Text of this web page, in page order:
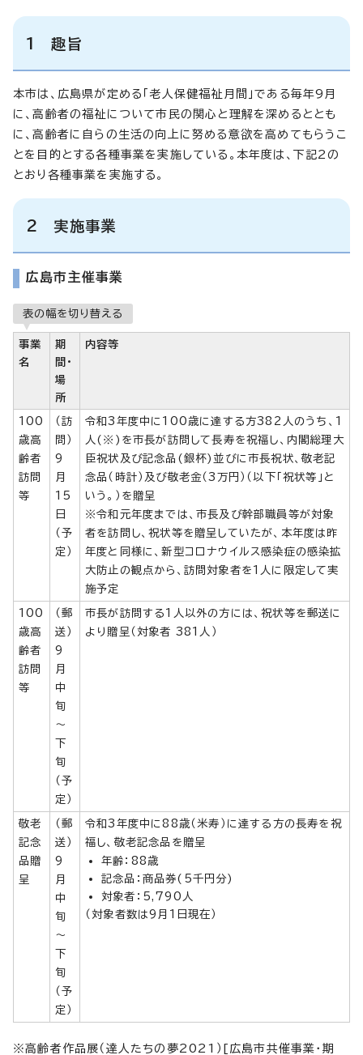
1 趣旨
本市は、広島県が定める「老人保健福祉月間」である毎年9月
に、高齢者の福祉について市民の関心と理解を深めるととも
に、高齢者に自らの生活の向上に努める意欲を高めてもらうこ
とを目的とする各種事業を実施している。本年度は、下記2の
とおり各種事業を実施する。
2 実施事業
広島市主催事業
表の幅を切り替える
事業
名
期
間・
場
所
内容等
100
歳高
齢者
訪問
等
（訪
問）
9
月
15
日
（予
定）
令和3年度中に100歳に達する方382人のうち、1
人(※)を市長が訪問して長寿を祝福し、内閣総理大
臣祝状及び記念品(銀杯)並びに市長祝状、敬老記
念品（時計）及び敬老金（3万円）（以下「祝状等」と
いう。）を贈呈
※令和元年度までは、市長及び幹部職員等が対象
者を訪問し、祝状等を贈呈していたが、本年度は昨
年度と同様に、新型コロナウイルス感染症の感染拡
大防止の観点から、訪問対象者を1人に限定して実
施予定
100
歳高
齢者
訪問
等
（郵
送）
9
月
中
旬
～
下
旬
（予
定）
市長が訪問する1人以外の方には、祝状等を郵送に
より贈呈（対象者 381人）
敬老
記念
品贈
呈
（郵
送）
9
月
中
旬
～
下
旬
（予
定）
令和3年度中に88歳（米寿）に達する方の長寿を祝
福し、敬老記念品を贈呈
年齢：88歳
記念品：商品券(5千円分)
対象者：5,790人
（対象者数は9月1日現在）
※高齢者作品展（達人たちの夢2021）[広島市共催事業・期